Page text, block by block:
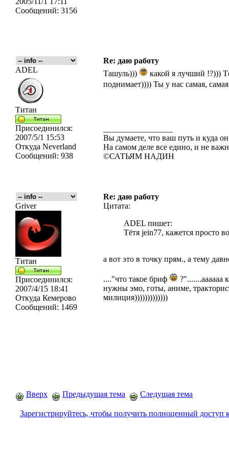
Сообщений: 3156
Re: даю работу
ADEL
Титан
Присоединился:
2007/5/1 15:53
Откуда Neverland
Сообщений: 938
Ташуль)))
какой я лучший !?)))
поднимает)))) Ты у нас самая,
Вы думаете, что ваш путь и куда
На самом деле все едино, и не
©САТЬЯМ НАДИН
Re: даю работу
Griver
Титан
Присоединился:
2007/4/15 18:41
Откуда Кемерово
Сообщений: 1469
Цитата:
ADEL пишет:
Тётя jein77, кажется просто
а вот это в точку прям., а тему
...."что такое бриф
?".......аааааа
нужны эмо, готы, аниме,
милиция)))))))))))))
Вверх Предыдущая тема Следущая тема
Зарегистрируйтесь, чтобы получить полноценный доступ